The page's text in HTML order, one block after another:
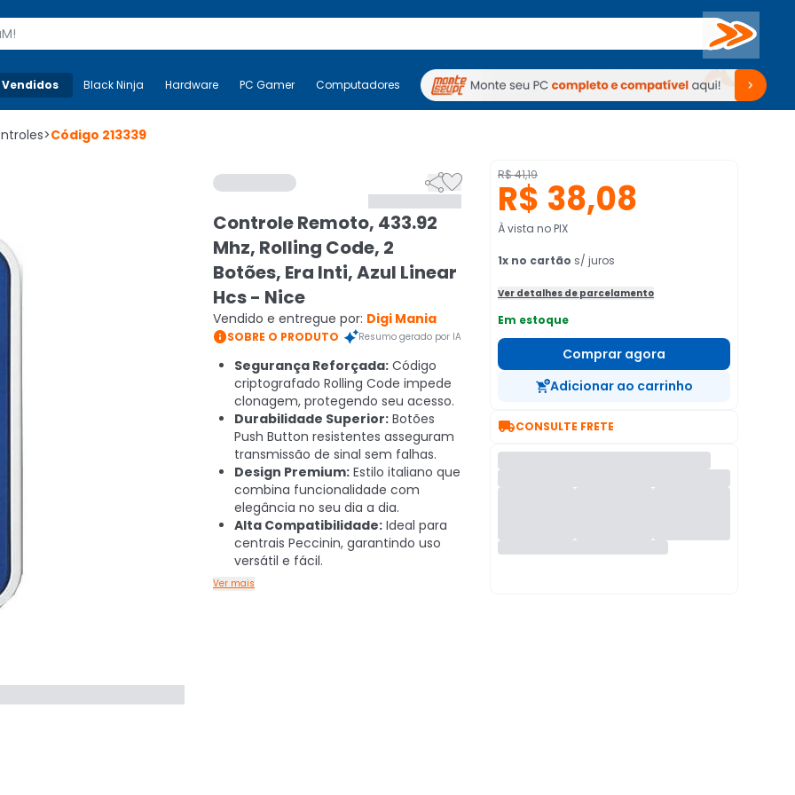
Buscar
Mais-v- Black Ninja Hardware PC Gamer Computadores Periféricos TV Venda no KaBuM!
Black Ninja Hardware PC Gamer Computadores Periféricos TV Venda no KaBuM!
>Código 213339

Controle Remoto, 433.92
Mhz, Rolling Code, 2
Botões, Era Inti, Azul Linear
Hcs - Nice
Vendido e entregue por: Digi Mania
SOBRE O PRODUTO Resumo gerado por IA
Segurança Reforçada: Código
criptografado Rolling Code impede
clonagem, protegendo seu acesso.
Durabilidade Superior: Botões
Push Button resistentes asseguram
transmissão de sinal sem falhas.
Design Premium: Estilo italiano que
combina funcionalidade com
elegância no seu dia a dia.
Alta Compatibilidade: Ideal para
centrais Peccinin, garantindo uso
versátil e fácil.
Ver mais
R$ 41,19
R$ 38,08
À vista no PIX
1x no cartão s/ juros
Ver detalhes de parcelamento
Em estoque
Comprar agora
Adicionar ao carrinho
CONSULTE FRETE